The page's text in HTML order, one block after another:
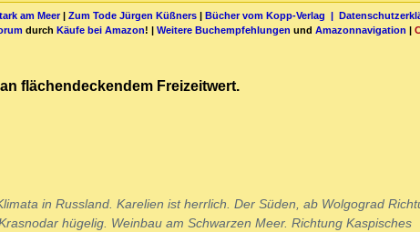
am Meer| Zum Tode Jürgen Küßners| Bücher vom Kopp-Verlag |
durch Käufe bei Amazon! | Weitere Buchempfehlungen und Amazonnavigation |
flächendeckendem Freizeitwert.
in Russland. Karelien ist herrlich. Der Süden, ab Wolgograd
hügelig. Weinbau am Schwarzen Meer. Richtung Kaspisches